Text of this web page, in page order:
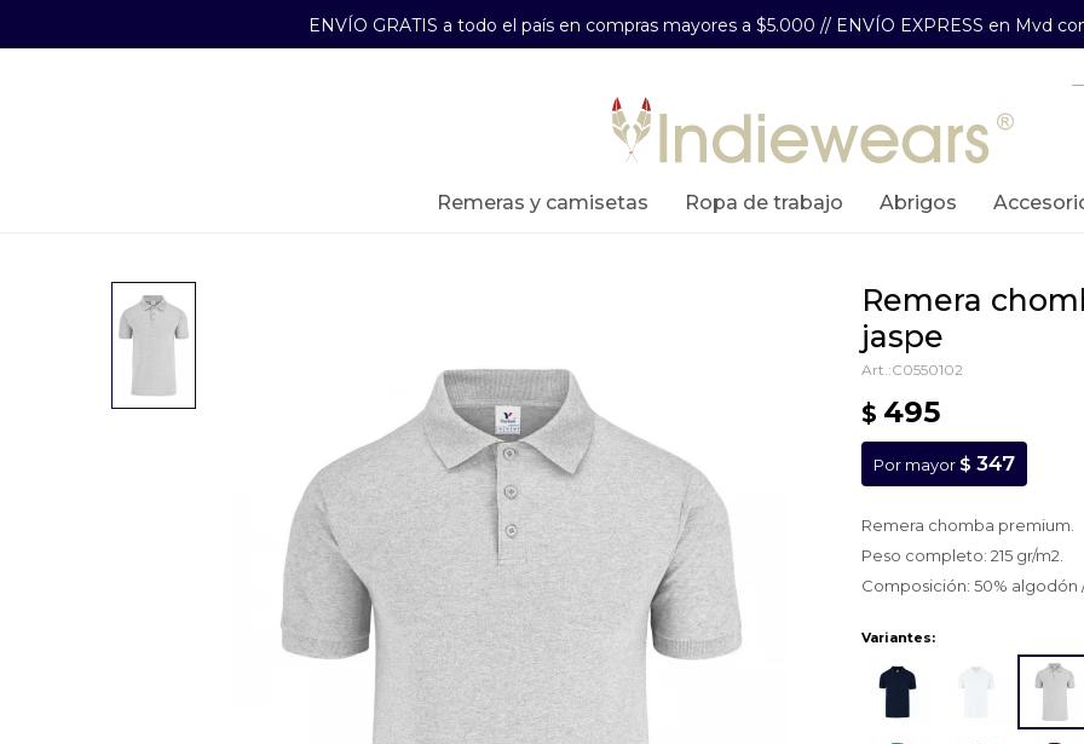
ENVÍO GRATIS a todo el país en compras mayores a $5.000 // ENVÍO EXPRESS en Mvd
remeras y camisetas ropa de trabajo abrigos
remera chomba premium - gris
jaspe
C0550102
$ 495
Por mayor $ 347
Remera chomba premium.
Peso completo: 215 gr/m2.
Composición: 50% algodón
Variantes: